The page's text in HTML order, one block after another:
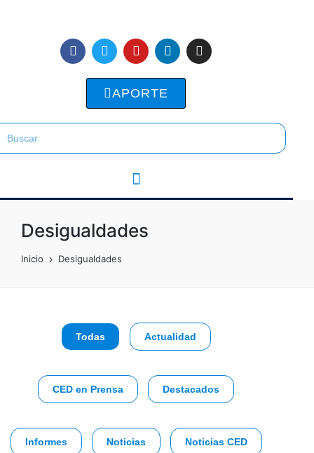
APORTE
Desigualdades
Inicio Desigualdades
Todas Actualidad
CED en Prensa Destacados
Informes Noticias Noticias CED